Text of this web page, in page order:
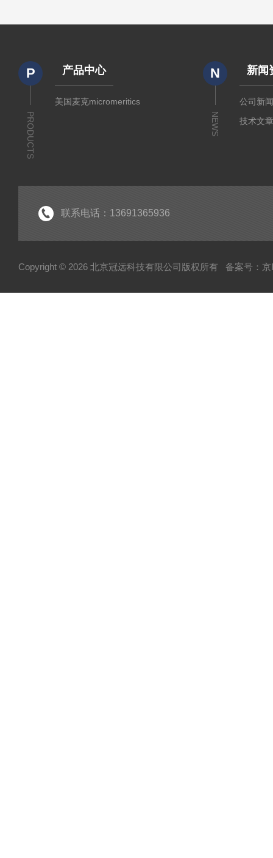
P
PRODUCTS
产品中心
美国麦克micromeritics
N
NEWS
新闻
公司新
技术文
联系电话：13691365936
Copyright © 2026 北京冠远科技有限公司版权所有 备案号：